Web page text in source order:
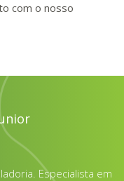
com o nosso
Especialista em